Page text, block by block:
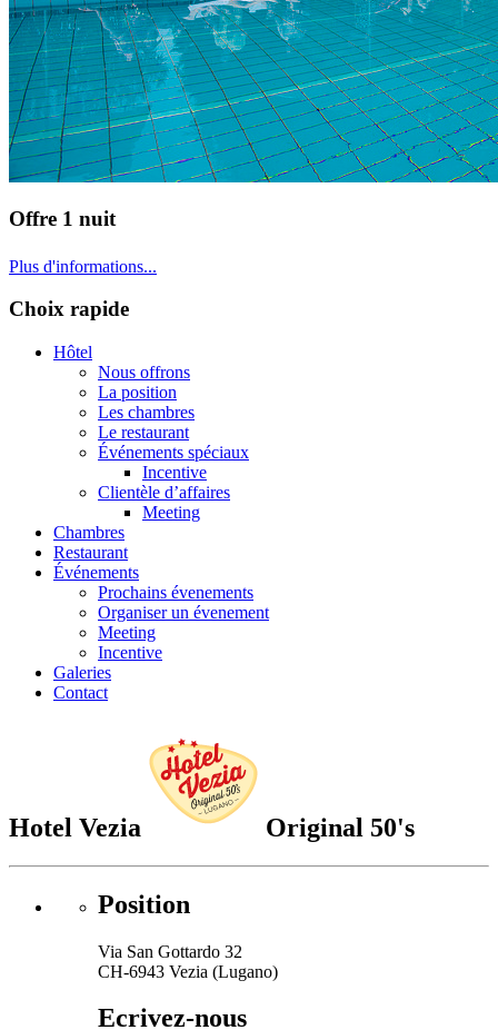
Offre 1 nuit
Plus d'informations...
Choix rapide
Hôtel
Nous offrons
La position
Les chambres
Le restaurant
Événements spéciaux
Incentive
Clientèle d’affaires
Meeting
Chambres
Restaurant
Événements
Prochains évenements
Organiser un évenement
Meeting
Incentive
Galeries
Contact
Hotel Vezia Original 50's
Position
Via San Gottardo 32
CH-6943 Vezia (Lugano)
Ecrivez-nous